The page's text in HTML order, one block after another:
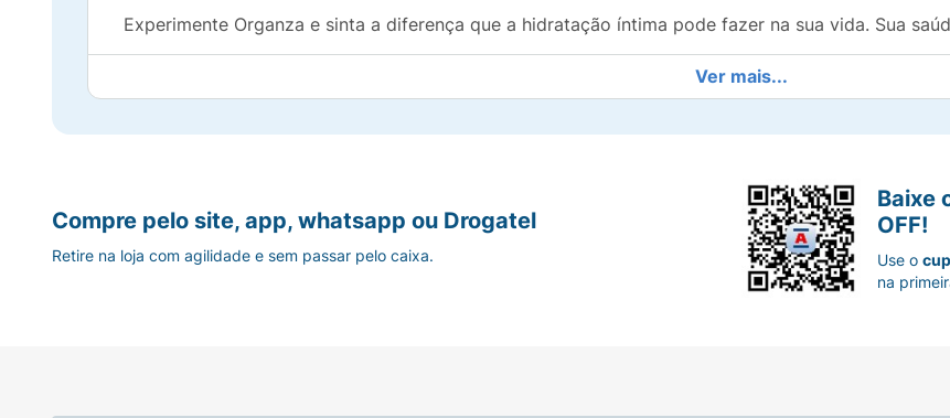
Experimente Organza e sinta a diferença que a hidratação íntima pode fazer na sua vida. Sua
Ver mais...
Compre pelo site, app, whatsapp ou Drogatel
Retire na loja com agilidade e sem passar pelo caixa.
Baixe
OFF!
Use o
na